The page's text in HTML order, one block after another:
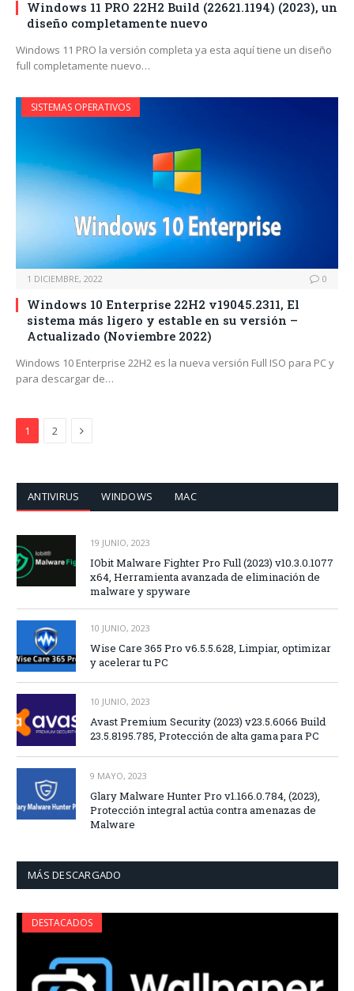
Windows 11 PRO 22H2 Build (22621.1194) (2023), un
diseño completamente nuevo
Windows 11 PRO la versión completa ya esta aquí tiene un diseño
full completamente nuevo…
SISTEMAS OPERATIVOS
1 DICIEMBRE, 2022 0
Windows 10 Enterprise 22H2 v19045.2311, El
sistema más ligero y estable en su versión –
Actualizado (Noviembre 2022)
Windows 10 Enterprise 22H2 es la nueva versión Full ISO para PC y
para descargar de…
1 2 Siguiente
ANTIVIRUS WINDOWS MAC
19 JUNIO, 2023
IObit Malware Fighter Pro Full (2023) v10.3.0.1077
x64, Herramienta avanzada de eliminación de
malware y spyware
10 JUNIO, 2023
Wise Care 365 Pro v6.5.5.628, Limpiar, optimizar
y acelerar tu PC
10 JUNIO, 2023
Avast Premium Security (2023) v23.5.6066 Build
23.5.8195.785, Protección de alta gama para PC
9 MAYO, 2023
Glary Malware Hunter Pro v1.166.0.784, (2023),
Protección integral actúa contra amenazas de
Malware
MÁS DESCARGADO
DESTACADOS